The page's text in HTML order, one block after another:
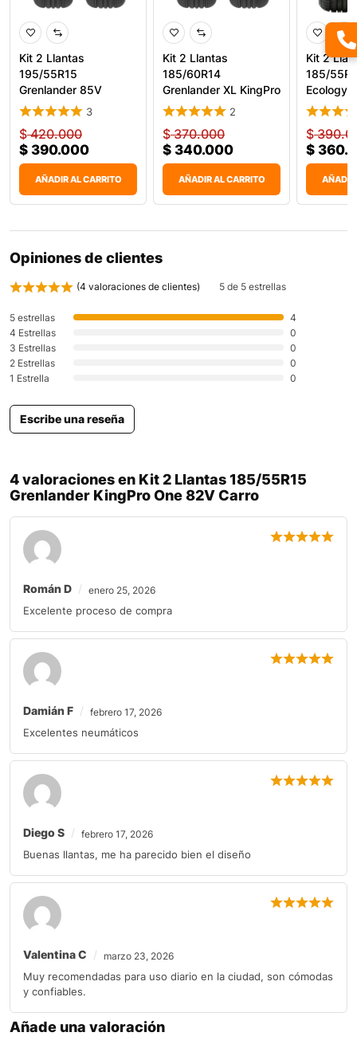
Kit 2 Llantas
195/55R15
Grenlander 85V
KingPro One
3
$420.000
$ 390.000
AÑADIR AL CARRITO
Kit 2 Llantas
185/60R14
Grenlander XL KingPro
One 82H
2
$370.000
$ 340.000
AÑADIR AL CARRITO
Kit 2
185/
Ecology
$
$
AÑADIR
Opiniones de clientes
(4 valoraciones de clientes) 5 de 5 estrellas
5 estrellas
4
4 Estrellas
0
3 Estrellas
0
2 Estrellas
0
1 Estrella
0
Escribe una reseña
4 valoraciones en Kit 2 Llantas 185/55R15
Grenlander KingPro One 82V Carro
Román D enero 25, 2026
Excelente proceso de compra
Damián F febrero 17, 2026
Excelentes neumáticos
Diego S febrero 17, 2026
Buenas llantas, me ha parecido bien el diseño
Valentina C marzo 23, 2026
Muy recomendadas para uso diario en la ciudad, son cómodas
y confiables.
Añade una valoración